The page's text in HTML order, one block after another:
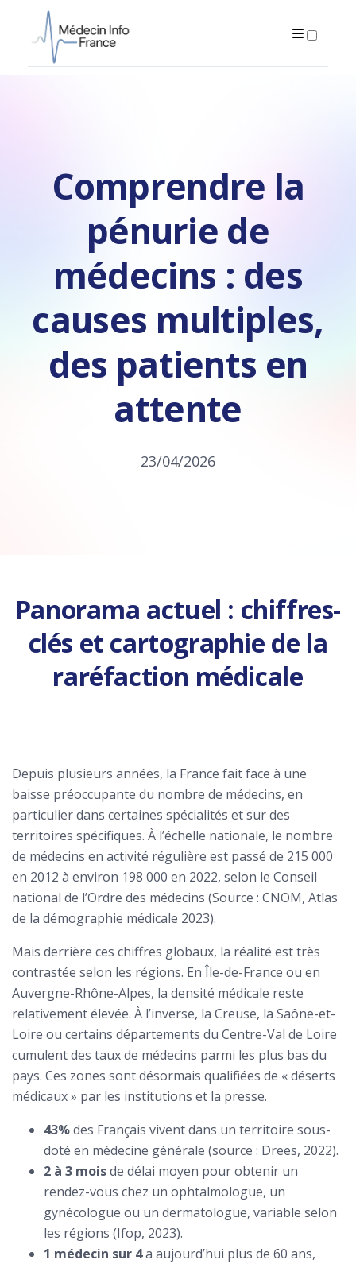
Comprendre la
pénurie de
médecins : des
causes multiples,
des patients en
attente
23/04/2026
Panorama actuel : chiffres-
clés et cartographie de la
raréfaction médicale
Depuis plusieurs années, la France fait face à une
baisse préoccupante du nombre de médecins, en
particulier dans certaines spécialités et sur des
territoires spécifiques. À l’échelle nationale, le nombre
de médecins en activité régulière est passé de 215 000
en 2012 à environ 198 000 en 2022, selon le Conseil
national de l’Ordre des médecins (Source : CNOM, Atlas
de la démographie médicale 2023).
Mais derrière ces chiffres globaux, la réalité est très
contrastée selon les régions. En Île-de-France ou en
Auvergne-Rhône-Alpes, la densité médicale reste
relativement élevée. À l’inverse, la Creuse, la Saône-et-
Loire ou certains départements du Centre-Val de Loire
cumulent des taux de médecins parmi les plus bas du
pays. Ces zones sont désormais qualifiées de « déserts
médicaux » par les institutions et la presse.
43%des Français vivent dans un territoire sous-
doté en médecine générale (source : Drees, 2022).
2 à 3 moisde délai moyen pour obtenir un
rendez-vous chez un ophtalmologue, un
gynécologue ou un dermatologue, variable selon
les régions (Ifop, 2023).
1 médecin sur 4a aujourd’hui plus de 60 ans,